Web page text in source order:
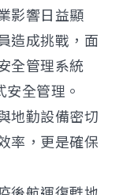
影響日益顯
造成挑戰，面
全管理系統
全管理。
地勤設備密切
率，更是確保